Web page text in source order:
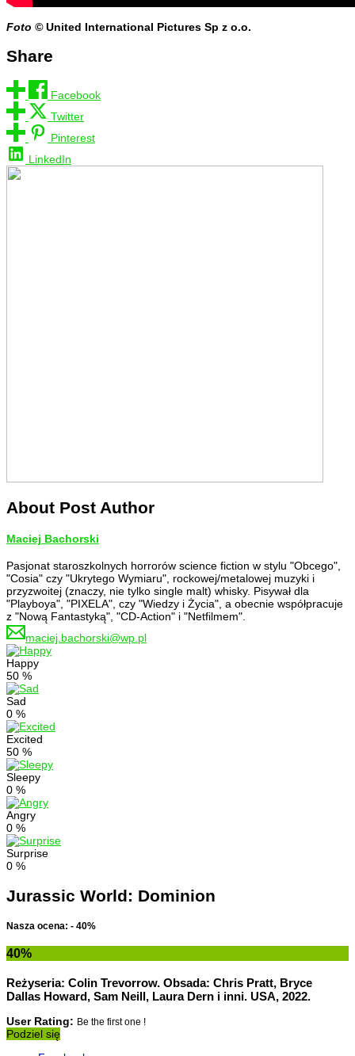
Foto ©United International Pictures Sp z o.o.
Share
Facebook
Twitter
Pinterest
LinkedIn
About Post Author
Maciej Bachorski
Pasjonat staroszkolnych horrorów science fiction w stylu "Obcego",
"Cosia" czy "Ukrytego Wymiaru", rockowej/metalowej muzyki i
przyzwoitej (znaczy, nie tylko single malt) whisky. Pisywał dla
"Playboya", "PIXELA", czy "Wiedzy i Życia", a obecnie współpracuje
z "Nową Fantastyką", "CD-Action" i "Netfilmem".
maciej.bachorski@wp.pl
Happy
50 %
Sad
0 %
Excited
50 %
Sleepy
0 %
Angry
0 %
Surprise
0 %
Jurassic World: Dominion
Nasza ocena: - 40%
40%
Reżyseria: Colin Trevorrow. Obsada: Chris Pratt, Bryce
Dallas Howard, Sam Neill, Laura Dern i inni. USA, 2022.
User Rating: Be the first one !
Podziel się